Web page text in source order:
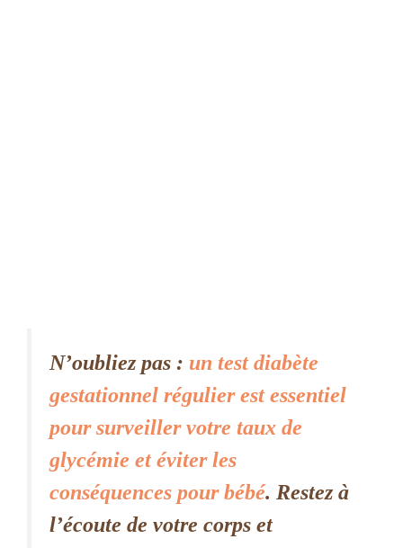
N’oubliez pas : un test diabète
gestationnel régulier est essentiel
pour surveiller votre taux de
glycémie et éviter les
conséquences pour bébé. Restez à
l’écoute de votre corps et